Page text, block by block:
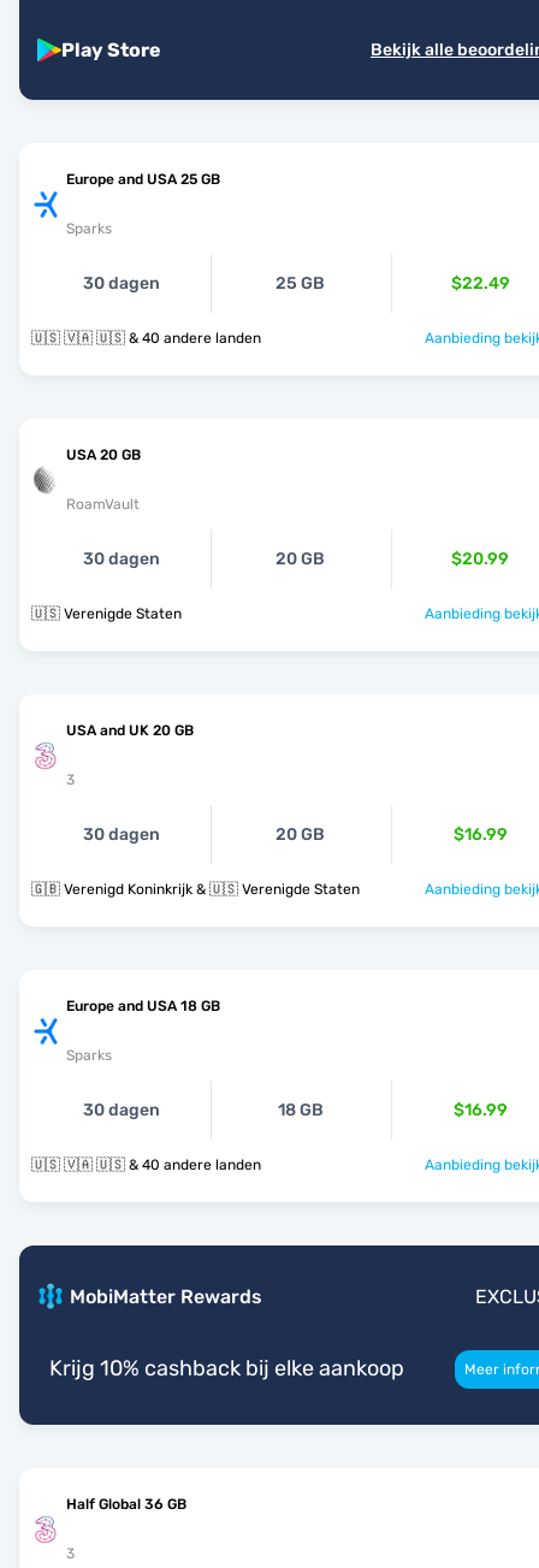
Play Store Bekijk alle
Europe and USA 25 GB
Sparks
30 dagen 25 GB $22.49
🇺🇸 🇻🇦 🇺🇸 & 40 andere landen Aanbieding
USA 20 GB
RoamVault
30 dagen 20 GB $20.99
🇺🇸 Verenigde Staten Aanbieding
USA and UK 20 GB
3
30 dagen 20 GB $16.99
🇬🇧 Verenigd Koninkrijk & 🇺🇸 Verenigde Staten Aanbieding
Europe and USA 18 GB
Sparks
30 dagen 18 GB $16.99
🇺🇸 🇻🇦 🇺🇸 & 40 andere landen Aanbieding
MobiMatter Rewards
Krijg 10% cashback bij elke aankoop Meer
Half Global 36 GB
3